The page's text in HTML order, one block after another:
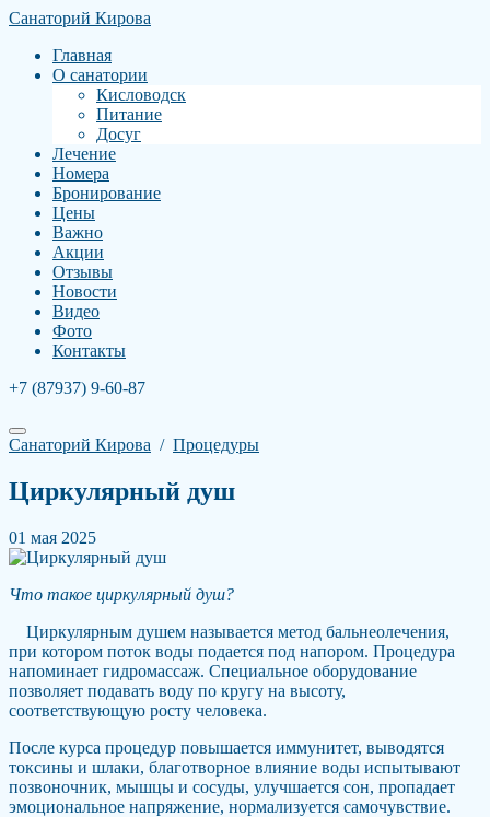
Санаторий Кирова
Главная
О санатории
Кисловодск
Питание
Досуг
Лечение
Номера
Бронирование
Цены
Важно
Акции
Отзывы
Новости
Видео
Фото
Контакты
+7 (87937) 9-60-87
Санаторий Кирова / Процедуры
Циркулярный душ
01 мая 2025
Что такое циркулярный душ?
Циркулярным душем называется метод бальнеолечения,
при котором поток воды подается под напором. Процедура
напоминает гидромассаж. Специальное оборудование
позволяет подавать воду по кругу на высоту,
соответствующую росту человека.
После курса процедур повышается иммунитет, выводятся
токсины и шлаки, благотворное влияние воды испытывают
позвоночник, мышцы и сосуды, улучшается сон, пропадает
эмоциональное напряжение, нормализуется самочувствие.